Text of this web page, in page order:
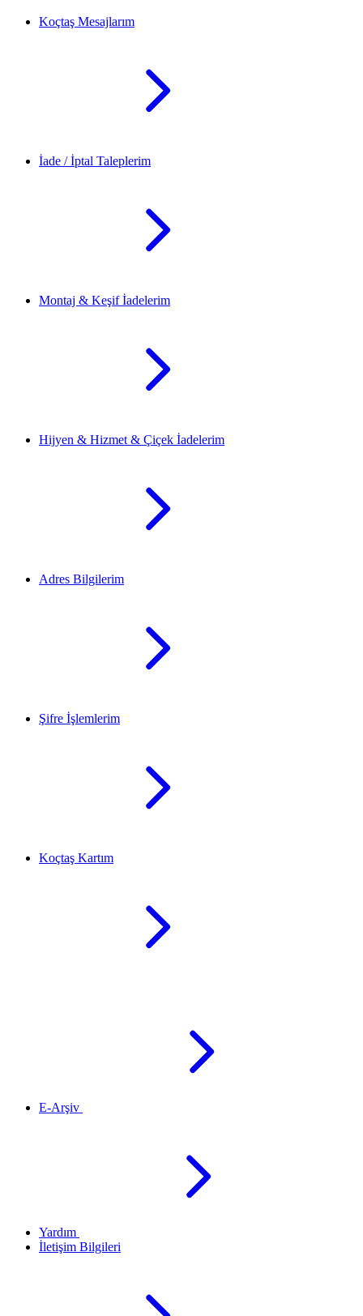
Koçtaş Mesajlarım
İade / İptal Taleplerim
Montaj & Keşif İadelerim
Hijyen & Hizmet & Çiçek İadelerim
Adres Bilgilerim
Şifre İşlemlerim
Koçtaş Kartım
E-Arşiv
Yardım
İletişim Bilgileri